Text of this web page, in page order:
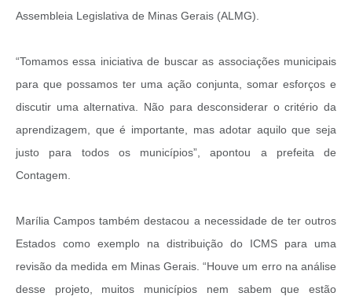
Assembleia Legislativa de Minas Gerais (ALMG).
“Tomamos essa iniciativa de buscar as associações municipais
para que possamos ter uma ação conjunta, somar esforços e
discutir uma alternativa. Não para desconsiderar o critério da
aprendizagem, que é importante, mas adotar aquilo que seja
justo para todos os municípios”, apontou a prefeita de
Contagem.
Marília Campos também destacou a necessidade de ter outros
Estados como exemplo na distribuição do ICMS para uma
revisão da medida em Minas Gerais. “Houve um erro na análise
desse projeto, muitos municípios nem sabem que estão